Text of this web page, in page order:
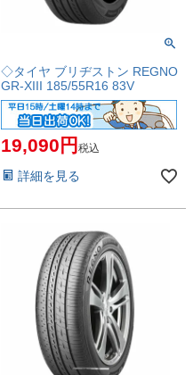
◇タイヤ ブリヂストン REGNO
GR-XIII 185/55R16 83V
19,090 税込
詳細を見る